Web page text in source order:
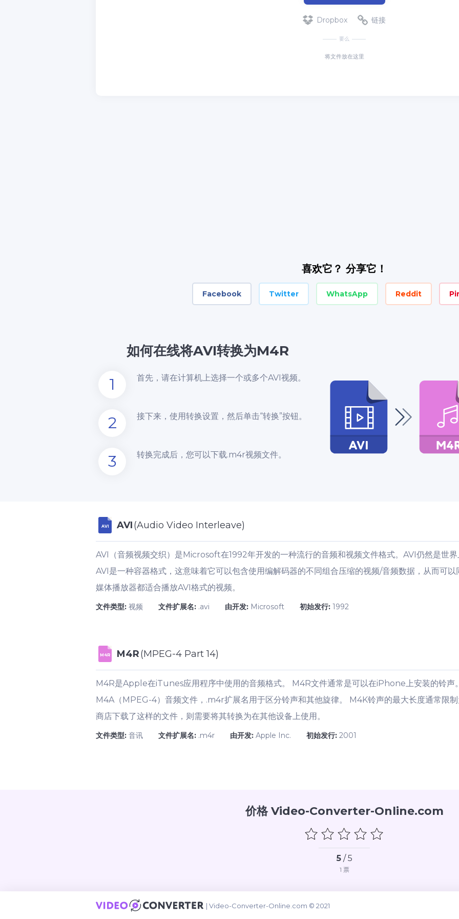
Dropbox 链接
要么
将文件放在这里
喜欢它？ 分享它！
Facebook Twitter WhatsApp Reddit
如何在线将AVI转换为M4R
1 首先，请在计算机上选择一个或多个AVI视频。
2 接下来，使用转换设置，然后单击“转换”按钮。
3 转换完成后，您可以下载.m4r视频文件。
AVI AVI(Audio Video Interleave)
AVI（音频视频交织）是Microsoft在1992年开发的一种流行的音频和视频文件格式。AVI仍然是世界
AVI是一种容器格式，这意味着它可以包含使用编解码器的不同组合压缩的视频/音频数据，从而可
媒体播放器都适合播放AVI格式的视频。
文件类型: 视频 文件扩展名: .avi 由开发: Microsoft 初始发行: 1992
M4R M4R(MPEG-4 Part 14)
M4R是Apple在iTunes应用程序中使用的音频格式。 M4R文件通常是可以在iPhone上安装的铃声
M4A（MPEG-4）音频文件，.m4r扩展名用于区分铃声和其他旋律。 M4K铃声的最大长度通常限
商店下载了这样的文件，则需要将其转换为在其他设备上使用。
文件类型: 音讯 文件扩展名: .m4r 由开发: Apple Inc. 初始发行: 2001
价格 Video-Converter-Online.com
5/ 5
1 票
| Video-Converter-Online.com © 2021